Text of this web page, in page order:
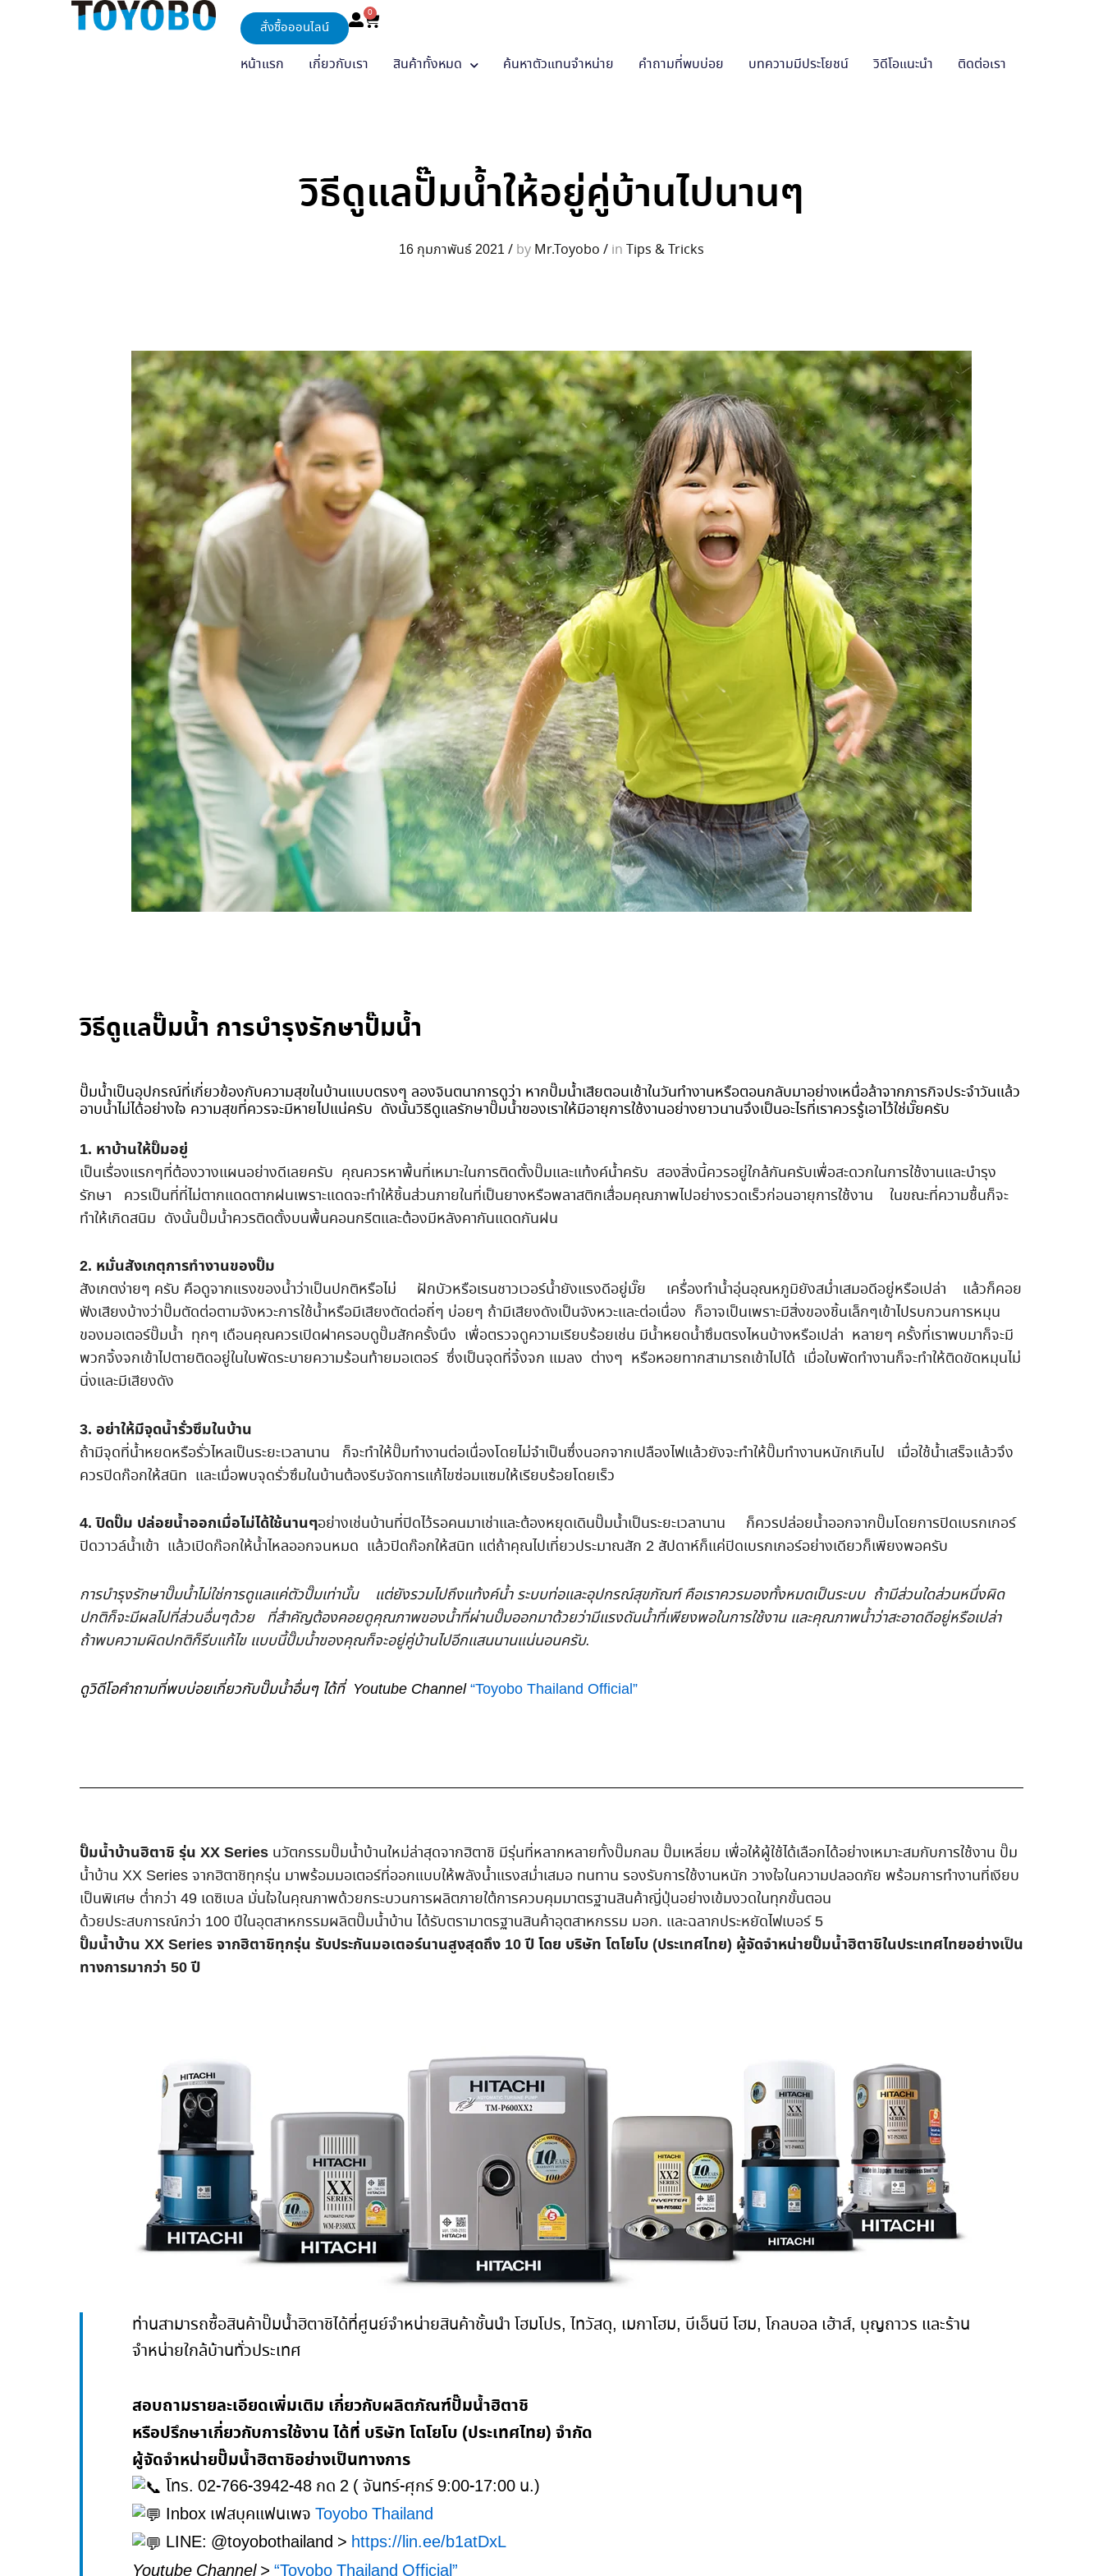
สั่งซื้อออนไลน์
0
หน้าแรก เกี่ยวกับเรา สินค้าทั้งหมด ค้นหาตัวแทนจำหน่าย คำถามที่พบบ่อย บทความมีประโยชน์ วิดีโอแนะนำ ติดต่อเรา
วิธีดูแลปั๊มน้ำให้อยู่คู่บ้านไปนานๆ
16 กุมภาพันธ์ 2021/ by Mr.Toyobo / in Tips & Tricks
วิธีดูแลปั๊มน้ำ การบำรุงรักษาปั๊มน้ำ
ปั๊มน้ำเป็นอุปกรณ์ที่เกี่ยวข้องกับความสุขในบ้านแบบตรงๆ ลองจินตนาการดูว่า หากปั๊มน้ำเสียตอนเช้าในวันทำงานหรือตอนกลับมาอย่างเหนื่อล้าจากภารกิจประจำวันแล้ว
อาบน้ำไม่ได้อย่างใจ ความสุขที่ควรจะมีหายไปแน่ครับ ดังนั้นวิธีดูแลรักษาปั๊มน้ำของเราให้มีอายุการใช้งานอย่างยาวนานจึงเป็นอะไรที่เราควรรู้เอาไว้ใช่มั๊ยครับ
1. หาบ้านให้ปั๊มอยู่
เป็นเรื่องแรกๆที่ต้องวางแผนอย่างดีเลยครับ คุณควรหาพื้นที่เหมาะในการติดตั้งปั๊มและแท้งค์น้ำครับ สองสิ่งนี้ควรอยู่ใกล้กันครับเพื่อสะดวกในการใช้งานและบำรุง
รักษา ควรเป็นที่ที่ไม่ตากแดดตากฝนเพราะแดดจะทำให้ชิ้นส่วนภายในที่เป็นยางหรือพลาสติกเสื่อมคุณภาพไปอย่างรวดเร็วก่อนอายุการใช้งาน ในขณะที่ความชื้นก็จะ
ทำให้เกิดสนิม ดังนั้นปั๊มน้ำควรติดตั้งบนพื้นคอนกรีตและต้องมีหลังคากันแดดกันฝน
2. หมั่นสังเกตุการทำงานของปั๊ม
สังเกตง่ายๆ ครับ คือดูจากแรงของน้ำว่าเป็นปกติหรือไม่ ฝักบัวหรือเรนชาวเวอร์น้ำยังแรงดีอยู่มั๊ย เครื่องทำน้ำอุ่นอุณหภูมิยังสม่ำเสมอดีอยู่หรือเปล่า แล้วก็คอย
ฟังเสียงบ้างว่าปั๊มตัดต่อตามจังหวะการใช้น้ำหรือมีเสียงตัดต่อถี่ๆ บ่อยๆ ถ้ามีเสียงดังเป็นจังหวะและต่อเนื่อง ก็อาจเป็นเพราะมีสิ่งของชิ้นเล็กๆเข้าไปรบกวนการหมุน
ของมอเตอร์ปั๊มน้ำ ทุกๆ เดือนคุณควรเปิดฝาครอบดูปั๊มสักครั้งนึง เพื่อตรวจดูความเรียบร้อยเช่น มีน้ำหยดน้ำซึมตรงไหนบ้างหรือเปล่า หลายๆ ครั้งที่เราพบมาก็จะมี
พวกจิ้งจกเข้าไปตายติดอยู่ในใบพัดระบายความร้อนท้ายมอเตอร์ ซึ่งเป็นจุดที่จิ้งจก แมลง ต่างๆ หรือหอยทากสามารถเข้าไปได้ เมื่อใบพัดทำงานก็จะทำให้ติดขัดหมุนไม่
นิ่งและมีเสียงดัง
3. อย่าให้มีจุดน้ำรั่วซึมในบ้าน
ถ้ามีจุดที่น้ำหยดหรือรั่วไหลเป็นระยะเวลานาน ก็จะทำให้ปั๊มทำงานต่อเนื่องโดยไม่จำเป็นซึ่งนอกจากเปลืองไฟแล้วยังจะทำให้ปั๊มทำงานหนักเกินไป เมื่อใช้น้ำเสร็จแล้วจึง
ควรปิดก๊อกให้สนิท และเมื่อพบจุดรั่วซึมในบ้านต้องรีบจัดการแก้ไขซ่อมแซมให้เรียบร้อยโดยเร็ว
4.ปิดปั๊ม ปล่อยน้ำออกเมื่อไม่ได้ใช้นานๆอย่างเช่นบ้านที่ปิดไว้รอคนมาเช่าและต้องหยุดเดินปั๊มน้ำเป็นระยะเวลานาน ก็ควรปล่อยน้ำออกจากปั๊มโดยการปิดเบรกเกอร์
ปิดวาวล์น้ำเข้า แล้วเปิดก๊อกให้น้ำไหลออกจนหมด แล้วปิดก๊อกให้สนิท แต่ถ้าคุณไปเที่ยวประมาณสัก 2 สัปดาห์ก็แค่ปิดเบรกเกอร์อย่างเดียวก็เพียงพอครับ
การบำรุงรักษาปั๊มน้ำไม่ใช่การดูแลแค่ตัวปั๊มเท่านั้น แต่ยังรวมไปถึงแท้งค์น้ำ ระบบท่อและอุปกรณ์สุขภัณฑ์ คือเราควรมองทั้งหมดเป็นระบบ ถ้ามีส่วนใดส่วนหนึ่งผิด
ปกติก็จะมีผลไปที่ส่วนอื่นๆด้วย ที่สำคัญต้องคอยดูคุณภาพของน้ำที่ผ่านปั๊มออกมาด้วยว่ามีแรงดันน้ำที่เพียงพอในการใช้งาน และคุณภาพน้ำว่าสะอาดดีอยู่หรือเปล่า
ถ้าพบความผิดปกติก็รีบแก้ไข แบบนี้ปั๊มน้ำของคุณก็จะอยู่คู่บ้านไปอีกแสนนานแน่นอนครับ.
ดูวิดีโอคำถามที่พบบ่อยเกี่ยวกับปั๊มน้ำอื่นๆ ได้ที่ Youtube Channel“Toyobo Thailand Official”
ปั๊มน้ำบ้านฮิตาชิ รุ่น XX Series นวัตกรรมปั๊มน้ำบ้านใหม่ล่าสุดจากฮิตาชิ มีรุ่นที่หลากหลายทั้งปั๊มกลม ปั๊มเหลี่ยม เพื่อให้ผู้ใช้ได้เลือกได้อย่างเหมาะสมกับการใช้งาน ปั๊ม
น้ำบ้าน XX Series จากฮิตาชิทุกรุ่น มาพร้อมมอเตอร์ที่ออกแบบให้พลังน้ำแรงสม่ำเสมอ ทนทาน รองรับการใช้งานหนัก วางใจในความปลอดภัย พร้อมการทำงานที่เงียบ
เป็นพิเศษ ต่ำกว่า 49 เดซิเบล มั่นใจในคุณภาพด้วยกระบวนการผลิตภายใต้การควบคุมมาตรฐานสินค้าญี่ปุ่นอย่างเข้มงวดในทุกขั้นตอน
ด้วยประสบการณ์กว่า 100 ปีในอุตสาหกรรมผลิตปั๊มน้ำบ้าน ได้รับตรามาตรฐานสินค้าอุตสาหกรรม มอก. และฉลากประหยัดไฟเบอร์ 5
ปั๊มน้ำบ้าน XX Series จากฮิตาชิทุกรุ่น รับประกันมอเตอร์นานสูงสุดถึง 10 ปี โดย บริษัท โตโยโบ (ประเทศไทย) ผู้จัดจำหน่ายปั๊มน้ำฮิตาชิในประเทศไทยอย่างเป็น
ทางการมากว่า 50 ปี
ท่านสามารถซื้อสินค้าปั๊มน้ำฮิตาชิได้ที่ศูนย์จำหน่ายสินค้าชั้นนำ โฮมโปร, ไทวัสดุ, เมกาโฮม, บีเอ็นบี โฮม, โกลบอล เฮ้าส์, บุญถาวร และร้าน
จำหน่ายใกล้บ้านทั่วประเทศ
สอบถามรายละเอียดเพิ่มเติม เกี่ยวกับผลิตภัณฑ์ปั๊มน้ำฮิตาชิ
หรือปรึกษาเกี่ยวกับการใช้งาน ได้ที่ บริษัท โตโยโบ (ประเทศไทย) จำกัด
ผู้จัดจำหน่ายปั๊มน้ำฮิตาชิอย่างเป็นทางการ
โทร. 02-766-3942-48 กด 2 ( จันทร์-ศุกร์ 9:00-17:00 น.)
Inbox เฟสบุคแฟนเพจ Toyobo Thailand
LINE: @toyobothailand > https://lin.ee/b1atDxL